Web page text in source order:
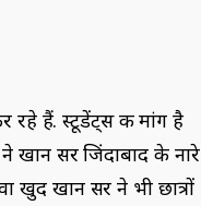
रहे हैं. स्टूडेंट्स की मांग है
खान सर जिंदाबाद के नारे
खुद खान सर ने भी छात्रों